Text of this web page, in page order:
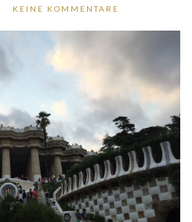
KEINE KOMMENTARE